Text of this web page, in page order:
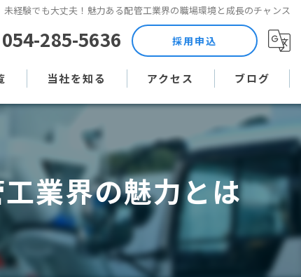
未経験でも大丈夫！魅力ある配管工業界の職場環境と成長のチャンス
054-285-5636 採用申込
当社を知る
土木作業員
現場監督
未経験
直行直帰
アクセス ブログ
コラム
業界の魅力とは